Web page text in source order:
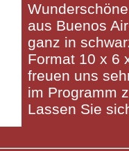
aus Buenos
ganz in
Format 10 x 6
freuen uns
im Programm
Lassen Sie